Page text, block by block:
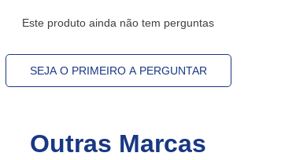
Este produto ainda não tem perguntas
SEJA O PRIMEIRO A PERGUNTAR
Outras Marcas